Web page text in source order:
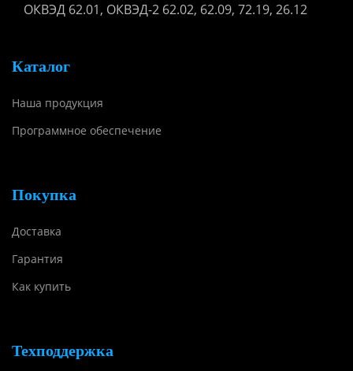
ОКВЭД 62.01, ОКВЭД-2 62.02, 62.09, 72.19, 26.12
Каталог
Наша продукция
Программное обеспечение
Покупка
Доставка
Гарантия
Как купить
Техподдержка